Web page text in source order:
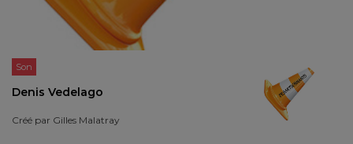
Son
Denis Vedelago
Créé par Gilles Malatray